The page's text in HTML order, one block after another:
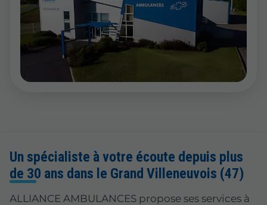
Un spécialiste à votre écoute depuis plus
de 30 ans dans le Grand Villeneuvois (47)
ALLIANCE AMBULANCES propose ses services à